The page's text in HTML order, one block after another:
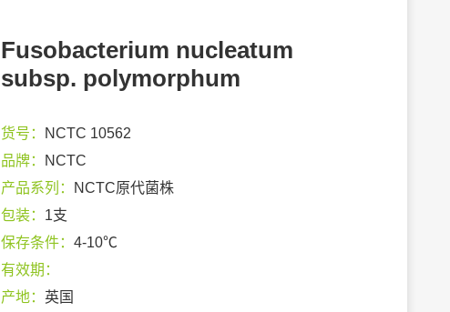
Fusobacterium nucleatum
subsp. polymorphum
货号：
NCTC 10562
品牌：
NCTC
产品系列：
NCTC原代菌株
包装： 1支
保存条件： 4-10℃
有效期：
产地： 英国